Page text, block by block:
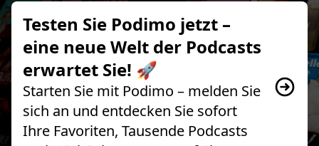
Testen Sie Podimo jetzt –
eine neue Welt der Podcasts
erwartet Sie! 🚀
Starten Sie mit Podimo – melden Sie
sich an und entdecken Sie sofort
Ihre Favoriten, Tausende Podcasts